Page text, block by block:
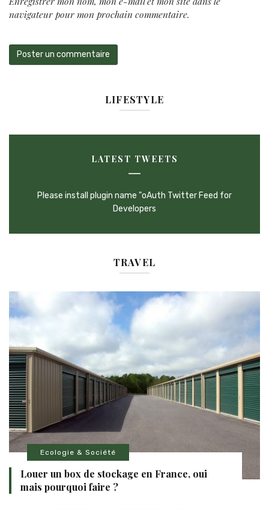
navigateur pour mon prochain commentaire.
LIFESTYLE
LATEST TWEETS
Please install plugin name "oAuth Twitter Feed for
Developers
TRAVEL
Ecologie & Société
Louer un box de stockage en France, oui
mais pourquoi faire ?